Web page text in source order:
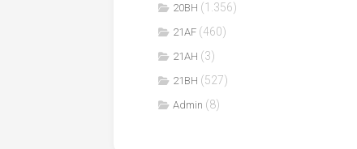
20BH (1.356)
21AF (460)
21AH (3)
21BH (527)
Admin (8)